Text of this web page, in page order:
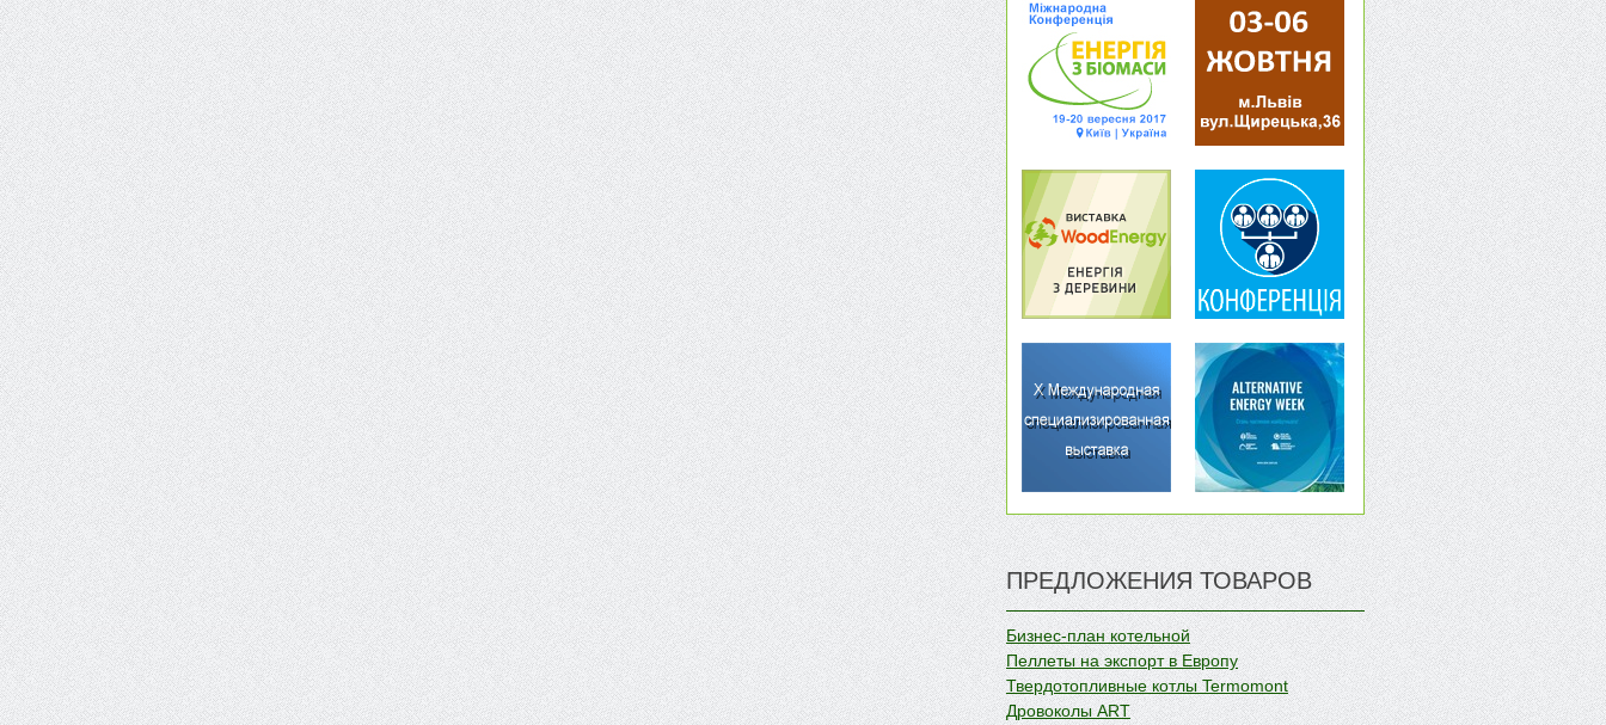
ПРЕДЛОЖЕНИЯ ТОВАРОВ
Бизнес-план котельной
Пеллеты на экспорт в Европу
Твердотопливные котлы Termomont
Дровоколы ART